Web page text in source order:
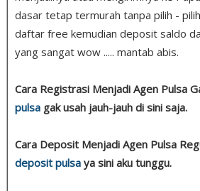
dasar tetap termurah tanpa pilih -
daftar free kemudian deposit saldo
yang sangat wow ..... mantab abis.
Cara Registrasi Menjadi Agen Pulsa
pulsa gak usah jauh-jauh di sini saja.
Cara Deposit Menjadi Agen Pulsa
deposit pulsa ya sini aku tunggu.